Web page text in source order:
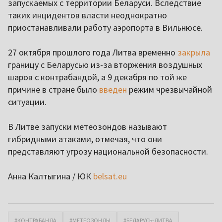
запускаемых с территории Беларуси. Вследствие
таких инцидентов власти неоднократно
приостанавливали работу аэропорта в Вильнюсе.
27 октября прошлого года Литва временно закрыла
границу с Беларусью из-за вторжения воздушных
шаров с контрабандой, а 9 декабря по той же
причине в стране было введен режим чрезвычайной
ситуации.
В Литве запуски метеозондов называют
гибридными атаками, отмечая, что они
представляют угрозу национальной безопасности.
Анна Калтыгина / ЮК belsat.eu
#КОНТРАБАНДА #МЕТЕОЗОНДЫ #БЕЛАРУСЬ-ЛИТВА